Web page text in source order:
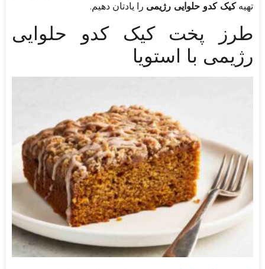
تهیهکیک کدو حلوایی رژیمی را یادتان دهیم.
طرز پخت کیک کدو حلوایی
رژیمی با استویا